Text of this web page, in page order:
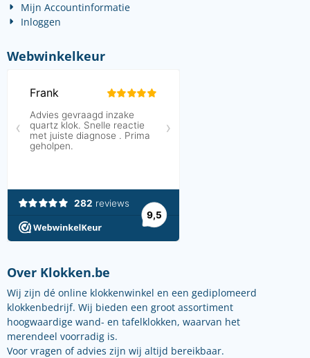
Mijn Accountinformatie
Inloggen
Webwinkelkeur
Over Klokken.be
Wij zijn dé online klokkenwinkel en een gediplomeerd
klokkenbedrijf. Wij bieden een groot assortiment
hoogwaardige wand- en tafelklokken, waarvan het
merendeel voorradig is.
Voor vragen of advies zijn wij altijd bereikbaar.